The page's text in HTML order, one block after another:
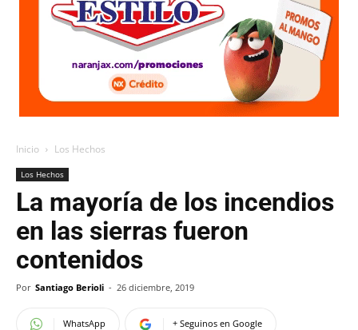
Inicio Los Hechos
Los Hechos
La mayoría de los incendios
en las sierras fueron
contenidos
Por Santiago Berioli - 26 diciembre, 2019
WhatsApp + Seguinos en Google